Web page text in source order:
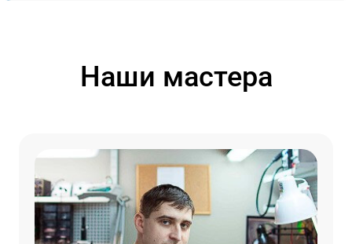
Наши мастера